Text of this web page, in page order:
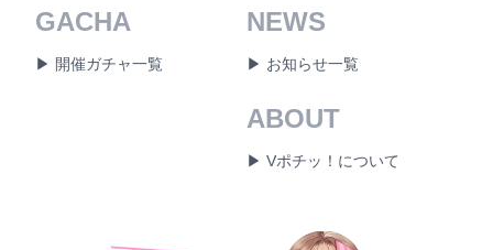
GACHA
▶ 開催ガチャ一覧
NEWS
▶ お知らせ一覧
ABOUT
▶ Vポチッ！について